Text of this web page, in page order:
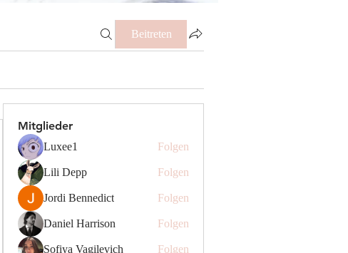
Beitreten
Mitglieder
Luxee1 Folgen
Lili Depp Folgen
Jordi Bennedict Folgen
Daniel Harrison Folgen
Sofiya Vagilevich
Folgen